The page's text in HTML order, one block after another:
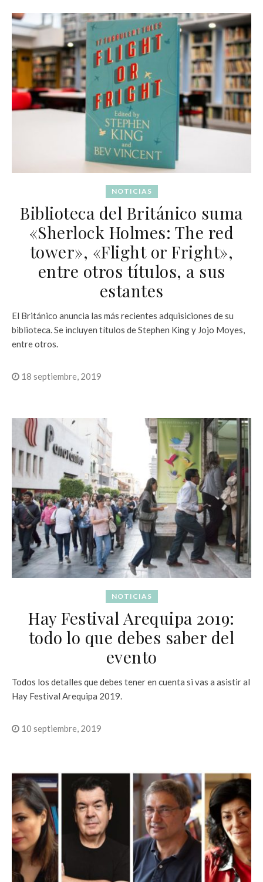
NOTICIAS
Biblioteca del Británico suma
«Sherlock Holmes: The red
tower», «Flight or Fright»,
entre otros títulos, a sus
estantes
El Británico anuncia las más recientes adquisiciones de su
biblioteca. Se incluyen títulos de Stephen King y Jojo Moyes,
entre otros.
18 septiembre, 2019
NOTICIAS
Hay Festival Arequipa 2019:
todo lo que debes saber del
evento
Todos los detalles que debes tener en cuenta si vas a asistir al
Hay Festival Arequipa 2019.
10 septiembre, 2019